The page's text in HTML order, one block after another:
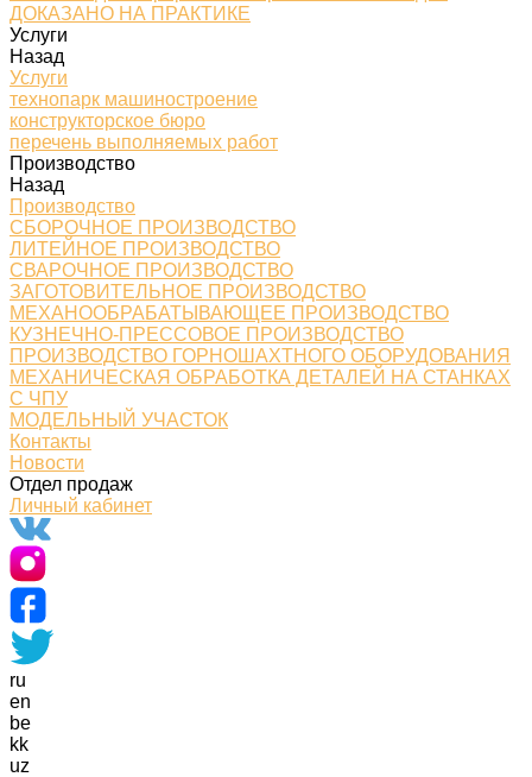
ДОКАЗАНО НА ПРАКТИКЕ
Услуги
Назад
Услуги
технопарк машиностроение
конструкторское бюро
перечень выполняемых работ
Производство
Назад
Производство
СБОРОЧНОЕ ПРОИЗВОДСТВО
ЛИТЕЙНОЕ ПРОИЗВОДСТВО
СВАРОЧНОЕ ПРОИЗВОДСТВО
ЗАГОТОВИТЕЛЬНОЕ ПРОИЗВОДСТВО
МЕХАНООБРАБАТЫВАЮЩЕЕ ПРОИЗВОДСТВО
КУЗНЕЧНО-ПРЕССОВОЕ ПРОИЗВОДСТВО
ПРОИЗВОДСТВО ГОРНОШАХТНОГО ОБОРУДОВАНИЯ
МЕХАНИЧЕСКАЯ ОБРАБОТКА ДЕТАЛЕЙ НА СТАНКАХ
С ЧПУ
МОДЕЛЬНЫЙ УЧАСТОК
Контакты
Новости
Отдел продаж
Личный кабинет
ru
en
be
kk
uz